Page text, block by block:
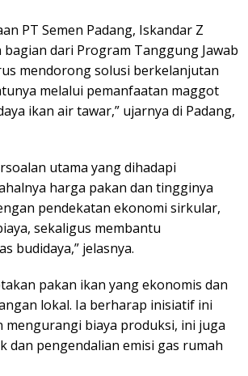
PT Semen Padang, Iskandar Z
dari Program Tanggung Jawab
mendorong solusi berkelanjutan
melalui pemanfaatan maggot
ikan air tawar,” ujarnya di Padang,
utama yang dihadapi
harga pakan dan tingginya
pendekatan ekonomi sirkular,
sekaligus membantu
budidaya,” jelasnya.
pakan ikan yang ekonomis dan
lokal. Ia berharap inisiatif ini
mengurangi biaya produksi, ini juga
pengendalian emisi gas rumah
Penulis Minang:
Rumus Sederhana
Menulis Bahasa
Minang
Batu Akik di Kota
Padang, Pedagang
dan Pengrajin
Tetap Bertahan
dengan Kualitas